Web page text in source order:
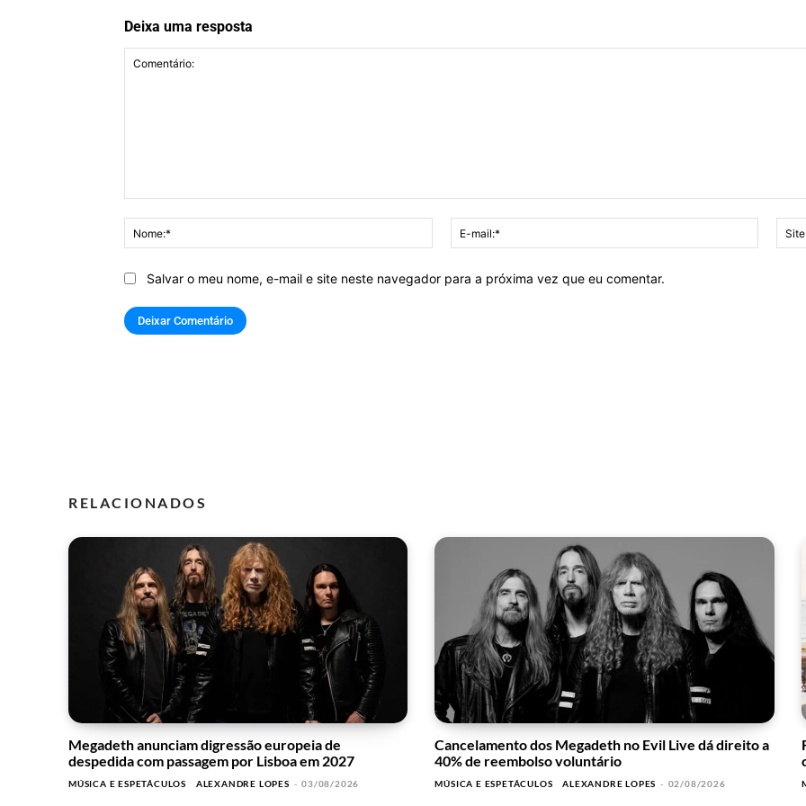
Deixa uma resposta
Nome:*
mail:*
Salvar o meu nome, e-mail e site neste navegador para a próxima vez que eu comentar.
RELACIONADOS
Megadeth anunciam digressão europeia de
despedida com passagem por Lisboa em 2027
MÚSICA E ESPETÁCULOS ALEXANDRE LOPES - 03/08/2026
Cancelamento dos Megadeth no Evil Live dá direito a
40% de reembolso voluntário
MÚSICA E ESPETÁCULOS ALEXANDRE LOPES - 02/08/2026